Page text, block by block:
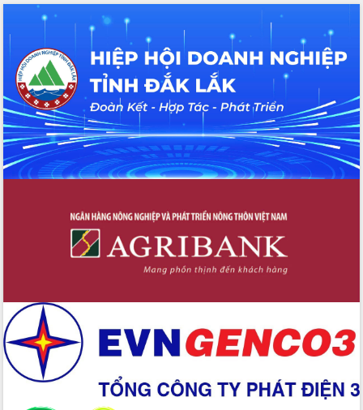
Đoàn đại biểu Quốc hội tỉnh Đắk Lắk
trao đổi thông tin trước Kỳ họp thứ
nhất, Quốc hội khóa XVI
Quyết liệt cải cách hành chính, khơi
thông nguồn lực phát triển
Nâng cao hiệu lực, hiệu quả HĐND
tỉnh thông qua hiện đại hóa hành chính
Xã Ea Phê gắn cải cách hành chính với
chuyển đổi số
Phó Chủ tịch Thường trực UBND tỉnh
Xây dựng nền hành chính số đồng
hành cùng nông dân dân, doanh nghiệp
Giai đoạn 2026-2030, Đắk Lắk phấn
mới
Chuyển đổi số 'mở đường' cho nông
nghiệp Đắk Lắk tăng trưởng bứt phá
Triển khai đồng bộ đo đạc, lập hồ sơ
địa chính, hoàn thiện cơ sở dữ liệu đất